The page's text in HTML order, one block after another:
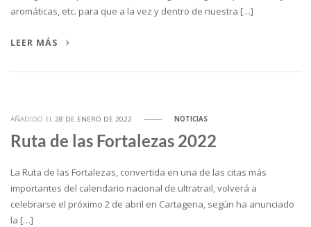
aromáticas, etc. para que a la vez y dentro de nuestra […]
LEER MÁS
AÑADIDO EL28 DE ENERO DE 2022 NOTICIAS
Ruta de las Fortalezas 2022
La Ruta de las Fortalezas, convertida en una de las citas más
importantes del calendario nacional de ultratrail, volverá a
celebrarse el próximo 2 de abril en Cartagena, según ha anunciado
la […]